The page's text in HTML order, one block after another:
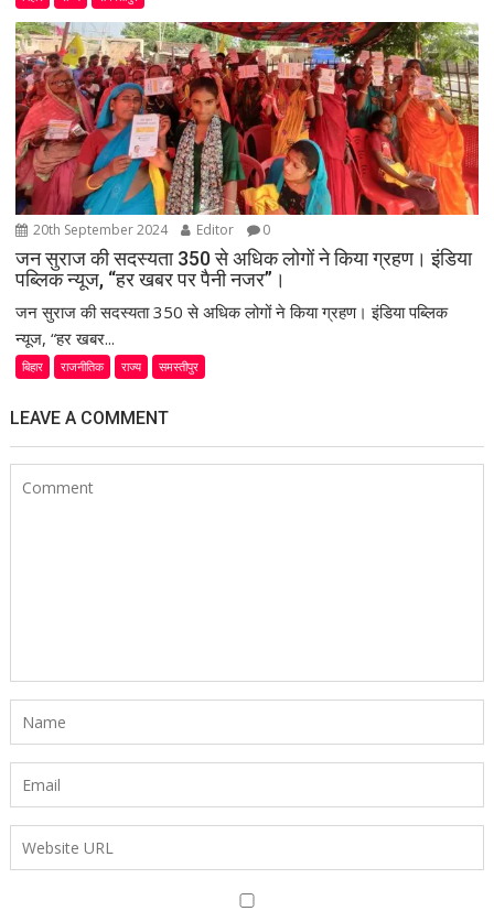
20th September 2024 Editor 0
जन सुराज की सदस्यता 350 से अधिक लोगों ने किया ग्रहण। इंडिया
पब्लिक न्यूज, “हर खबर पर पैनी नजर”।
जन सुराज की सदस्यता 350 से अधिक लोगों ने किया ग्रहण। इंडिया पब्लिक
न्यूज, “हर खबर...
बिहार राजनीतिक राज्य समस्तीपुर
LEAVE A COMMENT